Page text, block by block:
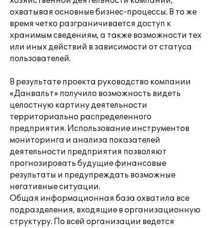
охватывая основные бизнес-процессы. В то же
время четко разграничивается доступ к
хранимым сведениям, а также возможности тех
или иных действий в зависимости от статуса
пользователей.
В результате проекта руководство компании
«Данвальт» получило возможность видеть
целостную картину деятельности
территориально распределенного
предприятия. Использование инструментов
мониторинга и анализа показателей
деятельности предприятия позволяют
прогнозировать будущие финансовые
результаты и предупреждать возможные
негативные ситуации.
Общая информационная база охватила все
подразделения, входящие в организационную
структуру. По всей организации ведется